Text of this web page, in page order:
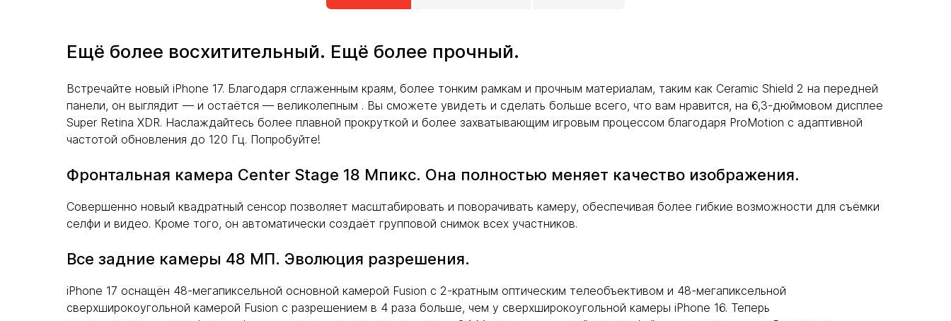
Ещё более восхитительный. Ещё более прочный.
Встречайте новый iPhone 17. Благодаря сглаженным краям, более тонким рамкам и прочным материалам, таким как Ceramic Shield 2 на передней
панели, он выглядит — и остаётся — великолепным . Вы сможете увидеть и сделать больше всего, что вам нравится, на 6,3-дюймовом дисплее
Super Retina XDR. Наслаждайтесь более плавной прокруткой и более захватывающим игровым процессом благодаря ProMotion с адаптивной
частотой обновления до 120 Гц. Попробуйте!
Фронтальная камера Center Stage 18 Мпикс. Она полностью меняет качество изображения.
Совершенно новый квадратный сенсор позволяет масштабировать и поворачивать камеру, обеспечивая более гибкие возможности для съёмки
селфи и видео. Кроме того, он автоматически создаёт групповой снимок всех участников.
Все задние камеры 48 МП. Эволюция разрешения.
iPhone 17 оснащён 48-мегапиксельной основной камерой Fusion с 2-кратным оптическим телеобъективом и 48-мегапиксельной
сверхширокоугольной камерой Fusion с разрешением в 4 раза больше, чем у сверхширокоугольной камеры iPhone 16. Теперь